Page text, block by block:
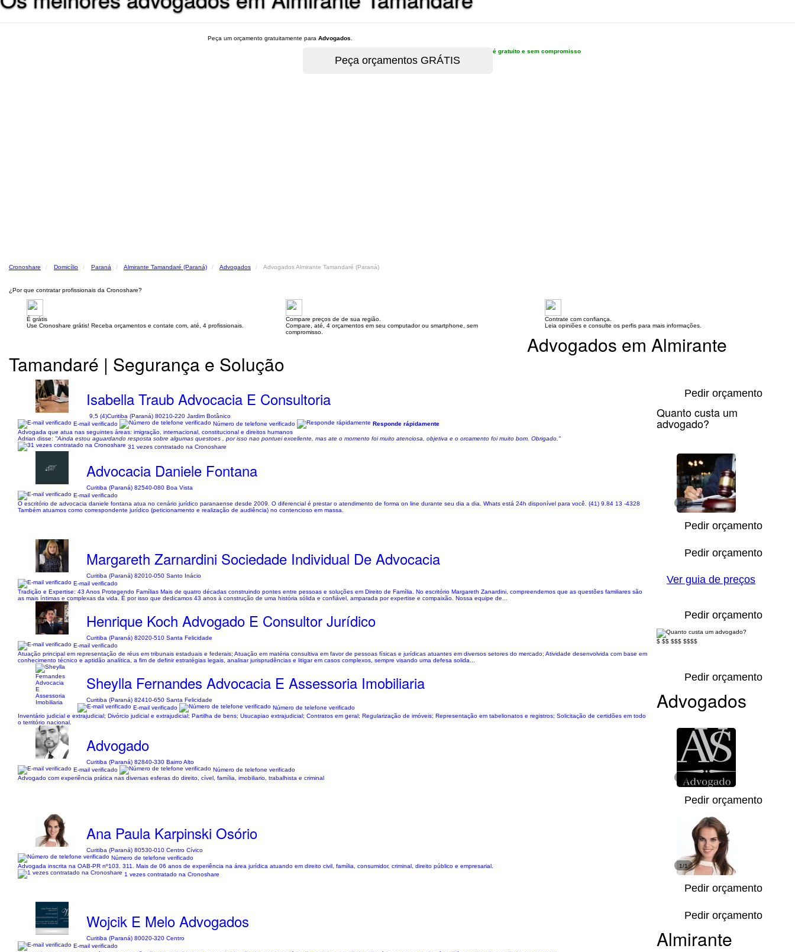
Peça um orçamento gratuitamente para Advogados
é gratuito e sem compromisso
Cronoshare Domicílio Paraná Almirante Tamandaré (Paraná) Advogados Advogados Almirante Tamandaré (Paraná)
¿Por que contratar profissionais da Cronoshare?
É grátis
Use Cronoshare grátis! Receba orçamentos e contate com, até, 4 profissionais.
Compare preços de de sua região.
Compare, até, 4 orçamentos em seu computador ou smartphone, sem
compromisso.
Contrate com confiança.
Leia opiniões e consulte os perfis para mais informações.
Advogados em Almirante
Tamandaré | Segurança e Solução
Isabella Traub Advocacia E Consultoria
9,5 (4)Curitiba (Paraná) 80210-220 Jardim Botânico
E-mail verificado
Número de telefone verificado
Responde rápidamente
Advogada que atua nas seguintes áreas: imigração, internacional, constitucional e direitos humanos
Adrian disse: "Ainda estou aguardando resposta sobre algumas questoes , por isso nao pontuei excellente, mas ate o momento foi muito atenciosa, objetiva e o orcamento foi muito bom. Obrigado."
31 vezes contratado na Cronoshare
Pedir orçamento
Advocacia Daniele Fontana
Curitiba (Paraná) 82540-080 Boa Vista
E-mail verificado
O escritório de advocacia daniele fontana atua no cenário jurídico paranaense desde 2009. O diferencial é prestar o atendimento de forma on line durante seu dia a dia. Whats está 24h disponível para você. (41) 9.84 13 -4328
Também atuamos como correspondente jurídico (peticionamento e realização de audiência) no contencioso em massa.
1/2
Pedir orçamento
Margareth Zarnardini Sociedade Individual De Advocacia
Curitiba (Paraná) 82010-050 Santo Inácio
E-mail verificado
Tradição e Expertise: 43 Anos Protegendo Famílias Mais de quatro décadas construindo pontes entre pessoas e soluções em Direito de Família. No escritório Margareth Zanardini, compreendemos que as questões familiares são
as mais íntimas e complexas da vida. É por isso que dedicamos 43 anos à construção de uma história sólida e confiável, amparada por expertise e compaixão. Nossa equipe de...
Pedir orçamento
Henrique Koch Advogado E Consultor Jurídico
Curitiba (Paraná) 82020-510 Santa Felicidade
E-mail verificado
Atuação principal em representação de réus em tribunais estaduais e federais; Atuação em matéria consultiva em favor de pessoas físicas e jurídicas atuantes em diversos setores do mercado; Atividade desenvolvida com base em
conhecimento técnico e aptidão analítica, a fim de definir estratégias legais, analisar jurisprudências e litigar em casos complexos, sempre visando uma defesa solida...
Pedir orçamento
Sheylla Fernandes Advocacia E Assessoria Imobiliaria
Curitiba (Paraná) 82410-650 Santa Felicidade
E-mail verificado
Número de telefone verificado
Inventário judicial e extrajudicial; Divórcio judicial e extrajudicial; Partilha de bens; Usucapiao extrajudicial; Contratos em geral; Regularização de imóveis; Representação em tabelionatos e registros; Solicitação de certidões em todo
o território nacional.
Pedir orçamento
Advogado
Curitiba (Paraná) 82840-330 Bairro Alto
E-mail verificado
Número de telefone verificado
Advogado com experiência prática nas diversas esferas do direito, cível, família, imobiliario, trabalhista e criminal
1/1
Pedir orçamento
Ana Paula Karpinski Osório
Curitiba (Paraná) 80530-010 Centro Cívico
Número de telefone verificado
Advogada inscrita na OAB-PR nº103. 311. Mais de 06 anos de experiência na área jurídica atuando em direito civil, família, consumidor, criminal, direito público e empresarial.
1 vezes contratado na Cronoshare
1/1
Pedir orçamento
Wojcik E Melo Advogados
Curitiba (Paraná) 80020-320 Centro
E-mail verificado
Pedir orçamento
Quanto custa um
advogado?
Ver guia de preços
$ $$ $$$ $$$$
Advogados
Almirante